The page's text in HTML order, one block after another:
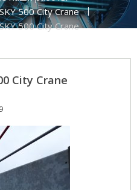
500 City Crane
500 City Crane
City Crane